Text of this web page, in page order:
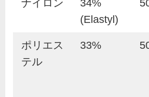
ナイロン
34%
(Elastyl)
ポリエス
テル
33%